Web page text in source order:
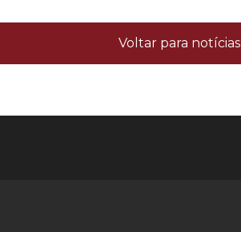
Voltar para notícias